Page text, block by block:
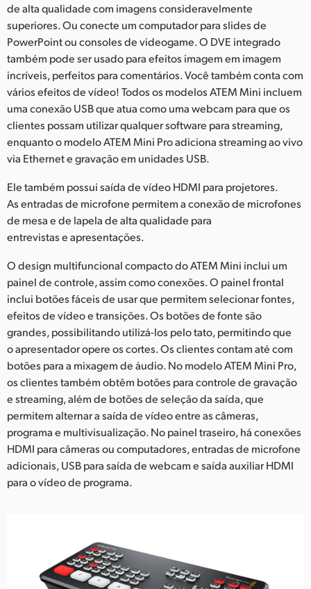
Spain
Sweden
Turkey
UAE
Ukraine
United Kingdom
United States
de alta qualidade com imagens consideravelmente
superiores. Ou conecte um computador para slides de
PowerPoint ou consoles de videogame. O DVE integrado
também pode ser usado para efeitos imagem em imagem
incríveis, perfeitos para comentários. Você também conta com
vários efeitos de vídeo! Todos os modelos ATEM Mini incluem
uma conexão USB que atua como uma webcam para que os
clientes possam utilizar qualquer software para streaming,
enquanto o modelo ATEM Mini Pro adiciona streaming ao vivo
via Ethernet e gravação em unidades USB.
Ele também possui saída de vídeo HDMI para projetores.
As entradas de microfone permitem a conexão de microfones
de mesa e de lapela de alta qualidade para
entrevistas e apresentações.
O design multifuncional compacto do ATEM Mini inclui um
painel de controle, assim como conexões. O painel frontal
inclui botões fáceis de usar que permitem selecionar fontes,
efeitos de vídeo e transições. Os botões de fonte são
grandes, possibilitando utilizá-los pelo tato, permitindo que
o apresentador opere os cortes. Os clientes contam até com
botões para a mixagem de áudio. No modelo ATEM Mini Pro,
os clientes também obtêm botões para controle de gravação
e streaming, além de botões de seleção da saída, que
permitem alternar a saída de vídeo entre as câmeras,
programa e multivisualização. No painel traseiro, há conexões
HDMI para câmeras ou computadores, entradas de microfone
adicionais, USB para saída de webcam e saída auxiliar HDMI
para o vídeo de programa.